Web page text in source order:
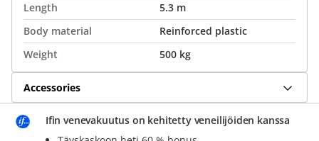
Length
5.3 m
Body material
Reinforced plastic
Weight
500 kg
Accessories
Ifin venevakuutus on kehitetty veneilijöiden kanssa